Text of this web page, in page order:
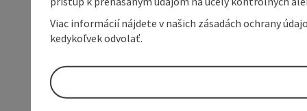
Viac informácií nájdete v našich zásadách ochrany
kedykoľvek odvolať.